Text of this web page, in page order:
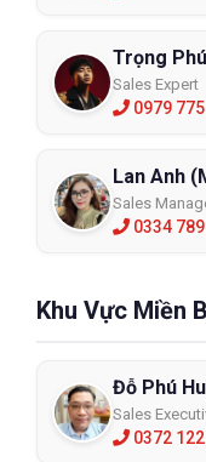
Hans là một trong số
Trọng
Sales Expert
0979
Lan Anh
Sales
0334
Khu Vực Miền
Đỗ Phú
Sales
0372